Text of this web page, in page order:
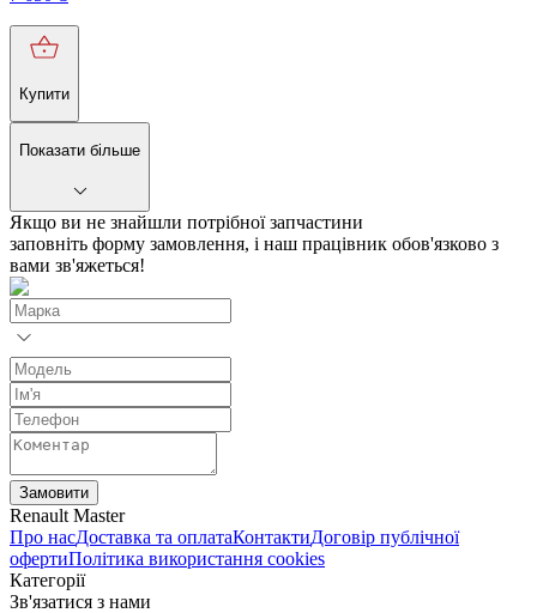
Купити
Показати більше
Якщо ви не знайшли потрібної запчастини
заповніть форму замовлення, і наш працівник обов'язково з
вами зв'яжеться!
Замовити
Renault Master
Про насДоставка та оплатаКонтактиДоговір публічної
офертиПолітика використання cookies
Категорії
Зв'язатися з нами